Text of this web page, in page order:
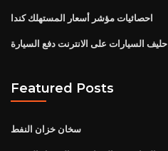
احصائيات مؤشر أسعار المستهلك كندا
حليف السيارات على الانترنت دفع السيارة
Featured Posts
سخان خزان النفط